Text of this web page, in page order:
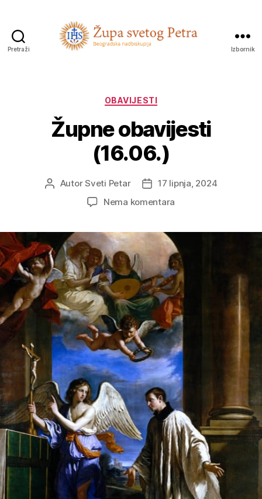
Pretraži Izbornik
Kategorije
OBAVIJESTI
Župne obavijesti
(16.06.)
AutorAutorSveti Petar
Datum
objave
17 lipnja, 2024
Nema komentara